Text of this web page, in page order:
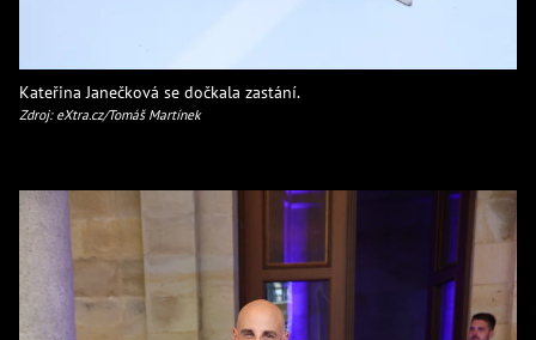
Kateřina Janečková se dočkala zastání.
Zdroj: eXtra.cz/Tomáš Martínek